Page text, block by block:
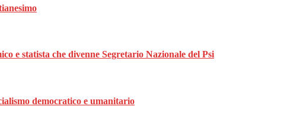
e statista che divenne Segretario Nazionale del Psi
democratico e umanitario